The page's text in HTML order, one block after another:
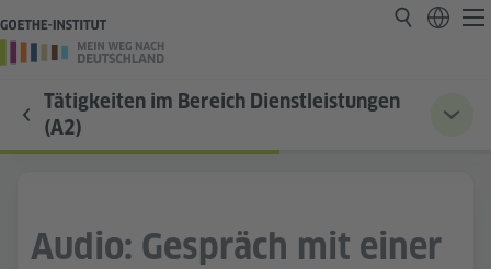
Tätigkeiten im Bereich Dienstleistungen
(A2)
Audio: Gespräch mit einer